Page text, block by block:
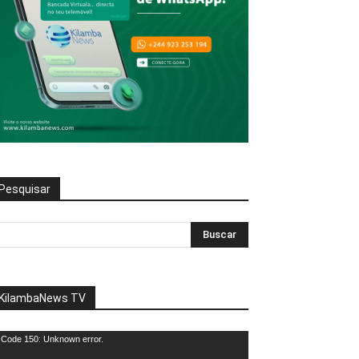
TV
Code 150: Unknown error.